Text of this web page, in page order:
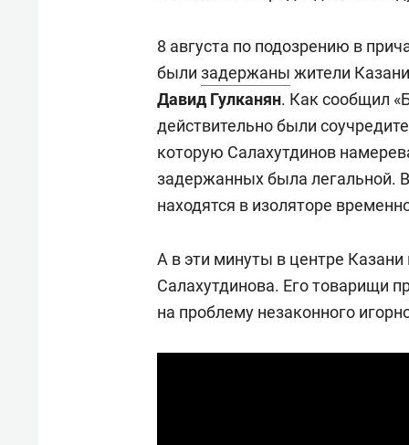
8 августа по подозрению в
были задержаны жители
Давид Гулканян. Как сообщил
действительно были
которую Салахутдинов
задержанных была легальной.
находятся в изоляторе
А в эти минуты в центре
Салахутдинова. Его товарищи
на проблему незаконного